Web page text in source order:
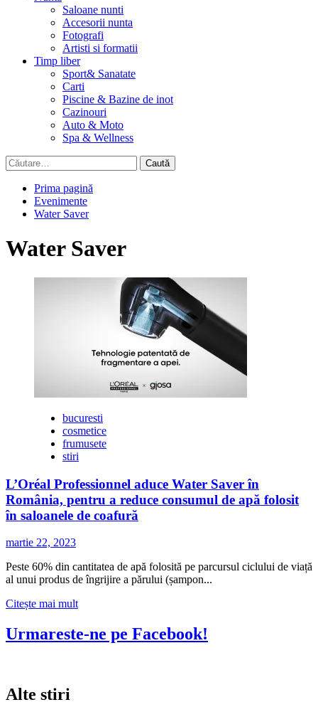
Saloane nunti
Accesorii nunta
Fotografi
Artisti si formatii
Timp liber
Sport& Sanatate
Carti
Piscine & Bazine de inot
Cazinouri
Auto & Moto
Spa & Wellness
Caută
după:
Prima pagină
Evenimente
Water Saver
Water Saver
bucuresti
cosmetice
frumusete
stiri
L’Oréal Professionnel aduce Water Saver în
România, pentru a reduce consumul de apă folosit
în saloanele de coafură
martie 22, 2023
Peste 60% din cantitatea de apă folosită pe parcursul ciclului de viață
al unui produs de îngrijire a părului (șampon...
Citește mai multCitește
despre
Urmareste-ne pe Facebook!
Alte stiri